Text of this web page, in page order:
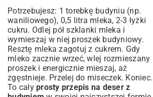
Potrzebujesz: 1 torebkę budyniu (np.
waniliowego), 0,5 litra mleka, 2-3 łyżki
cukru. Odlej pół szklanki mleka i
wymieszaj w niej proszek budyniowy.
Resztę mleka zagotuj z cukrem. Gdy
mleko zacznie wrzeć, wlej rozmieszany
proszek i energicznie mieszaj, aż
zgęstnieje. Przelej do miseczek. Koniec.
To cały prosty przepis na deser z